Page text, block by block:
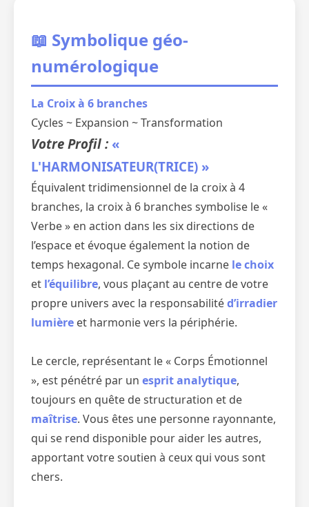
📖 Symbolique géo-
numérologique
La Croix à 6 branches
Cycles ~ Expansion ~ Transformation
Votre Profil : «
L'HARMONISATEUR(TRICE) »
Équivalent tridimensionnel de la croix à 4
branches, la croix à 6 branches symbolise le «
Verbe » en action dans les six directions de
l’espace et évoque également la notion de
temps hexagonal. Ce symbole incarne le choix
et l’équilibre, vous plaçant au centre de votre
propre univers avec la responsabilitéd’irradier
lumière et harmonie vers la périphérie.
Le cercle, représentant le « Corps Émotionnel
», est pénétré par un esprit analytique,
toujours en quête de structuration et de
maîtrise. Vous êtes une personne rayonnante,
qui se rend disponible pour aider les autres,
apportant votre soutien à ceux qui vous sont
chers.